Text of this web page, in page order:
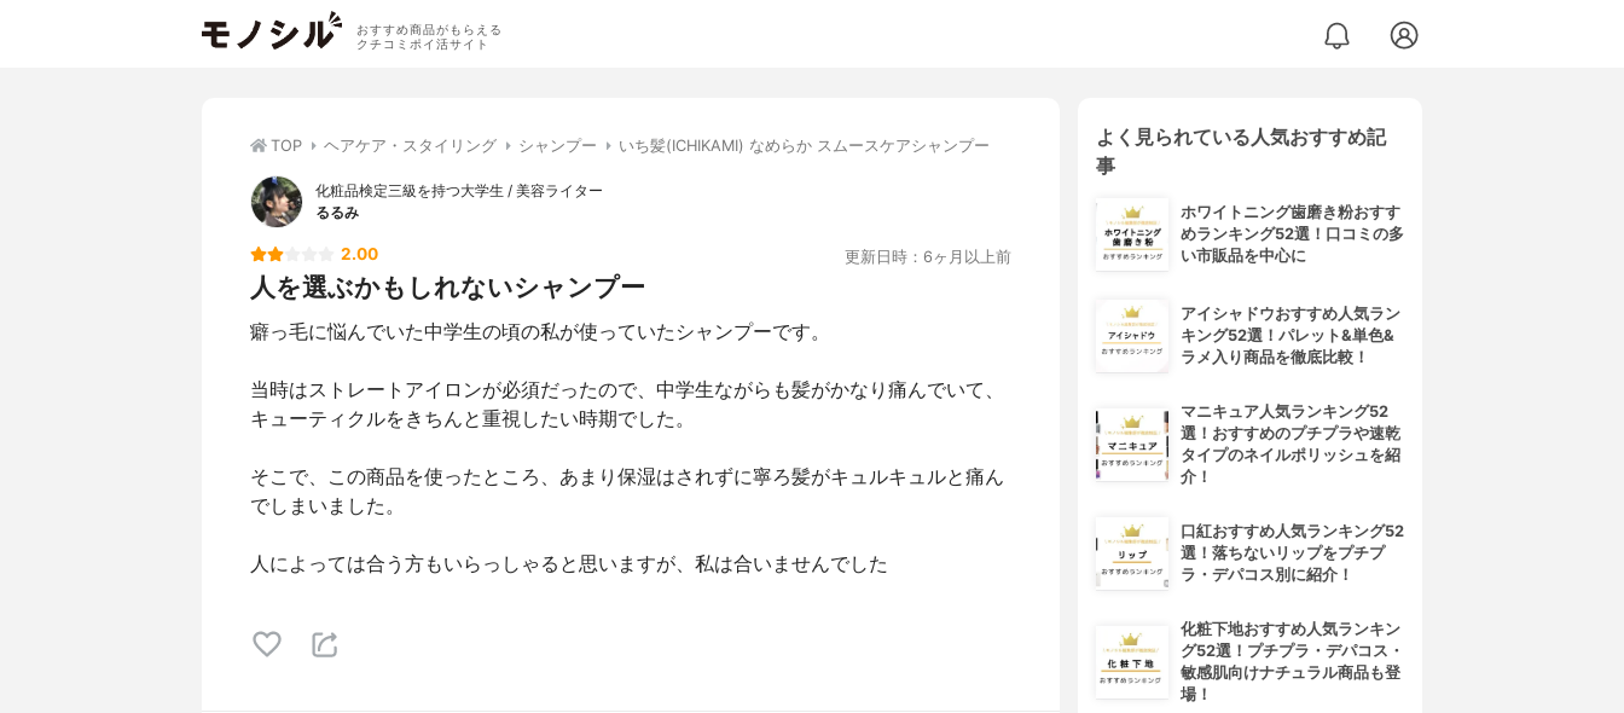
おすすめ商品がもらえる
クチコミポイ活サイト
TOP ヘアケア・スタイリング シャンプー いち髪(ICHIKAMI) なめらか スムースケアシャンプー
化粧品検定三級を持つ大学生 / 美容ライター
るるみ
2.00 更新日時：6ヶ月以上前
人を選ぶかもしれないシャンプー
癖っ毛に悩んでいた中学生の頃の私が使っていたシャンプーです。
当時はストレートアイロンが必須だったので、中学生ながらも髪がかなり痛んでいて、
キューティクルをきちんと重視したい時期でした。
そこで、この商品を使ったところ、あまり保湿はされずに寧ろ髪がキュルキュルと痛ん
でしまいました。
人によっては合う方もいらっしゃると思いますが、私は合いませんでした
よく見られている人気おすすめ記
事
ホワイトニング歯磨き粉おすす
めランキング52選！口コミの多
い市販品を中心に
アイシャドウおすすめ人気ラン
キング52選！パレット&単色&
ラメ入り商品を徹底比較！
マニキュア人気ランキング52
選！おすすめのプチプラや速乾
タイプのネイルポリッシュを紹
介！
口紅おすすめ人気ランキング52
選！落ちないリップをプチプ
ラ・デパコス別に紹介！
化粧下地おすすめ人気ランキン
グ52選！プチプラ・デパコス・
敏感肌向けナチュラル商品も登
場！